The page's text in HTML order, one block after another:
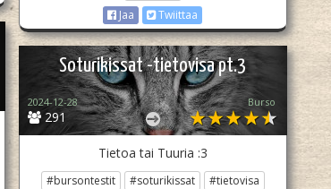
Jaa
Twiittaa
Soturikissat -tietovisa pt.3
291
2024-12-28 Burso
Tietoa tai Tuuria :3
#bursontestit #soturikissat
#tietovisa